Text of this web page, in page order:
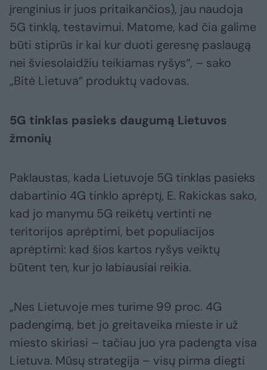
įrenginius ir juos pritaikančios), jau naudoja
5G tinklą, testavimui. Matome, kad čia galime
būti stiprūs ir kai kur duoti geresnę paslaugą
nei šviesolaidžiu teikiamas ryšys“, – sako
„Bitė Lietuva“ produktų vadovas.
5G tinklas pasieks daugumą Lietuvos
žmonių
Paklaustas, kada Lietuvoje 5G tinklas pasieks
dabartinio 4G tinklo aprėptį, E. Rakickas sako,
kad jo manymu 5G reikėtų vertinti ne
teritorijos aprėptimi, bet populiacijos
aprėptimi: kad šios kartos ryšys veiktų
būtent ten, kur jo labiausiai reikia.
„Nes Lietuvoje mes turime 99 proc. 4G
padengimą, bet jo greitaveika mieste ir už
miesto skiriasi – tačiau juo yra padengta visa
Lietuva. Mūsų strategija – visų pirma diegti